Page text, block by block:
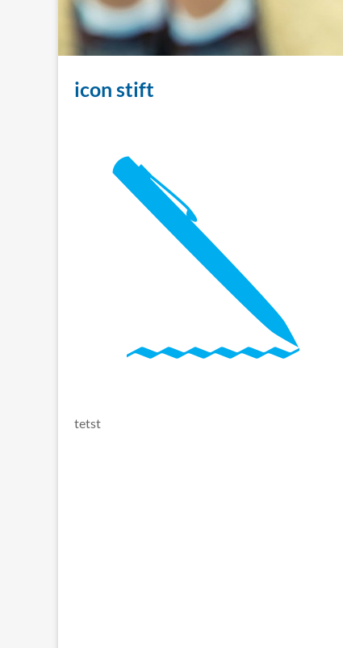
icon stift
tetst